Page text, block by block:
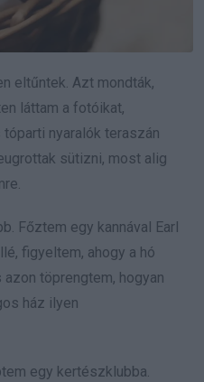
eltűntek. Azt mondták,
láttam a fotóikat,
nyaralók teraszán
sütizni, most alig
Főztem egy kannával Earl
figyeltem, ahogy a hó
töprengtem, hogyan
ház ilyen
egy kertészklubba.